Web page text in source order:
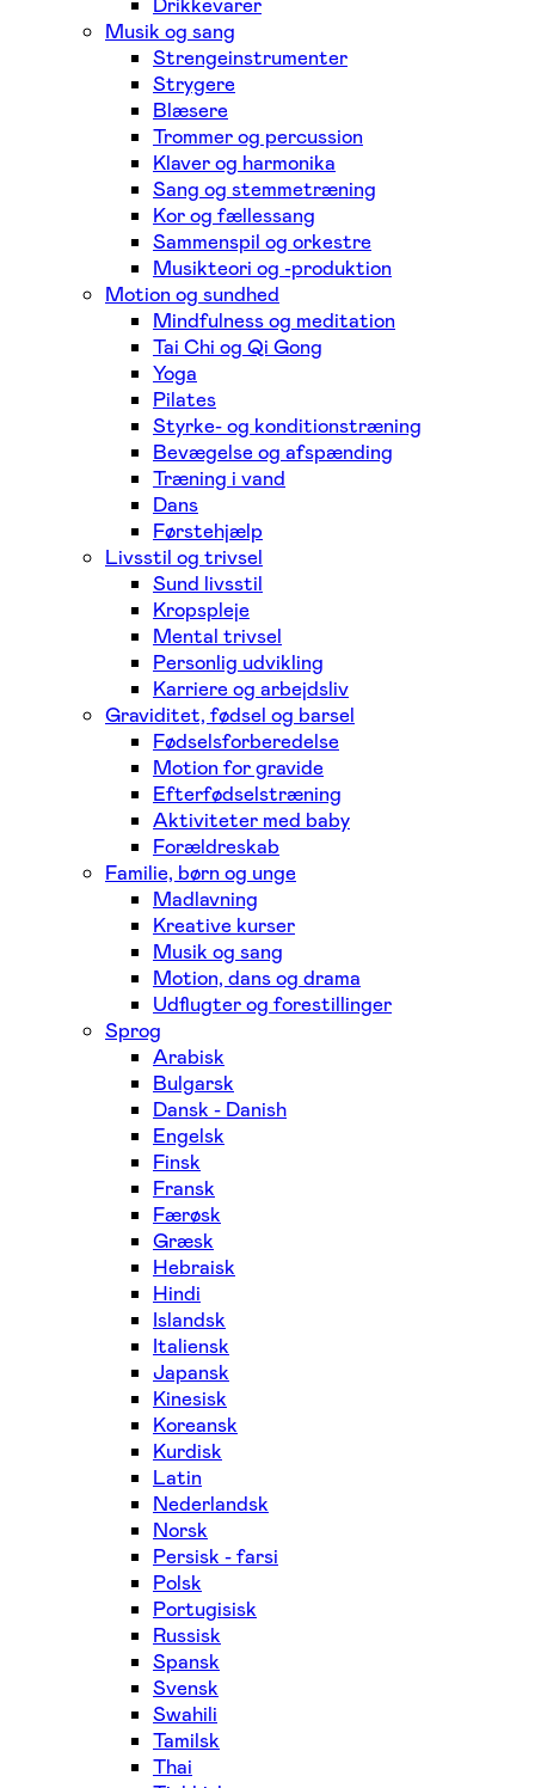
Musik og sang
Strengeinstrumenter
Strygere
Blæsere
Trommer og percussion
Klaver og harmonika
Sang og stemmetræning
Kor og fællessang
Sammenspil og orkestre
Musikteori og -produktion
Motion og sundhed
Mindfulness og meditation
Tai Chi og Qi Gong
Yoga
Pilates
Styrke- og konditionstræning
Bevægelse og afspænding
Træning i vand
Dans
Førstehjælp
Livsstil og trivsel
Sund livsstil
Kropspleje
Mental trivsel
Personlig udvikling
Karriere og arbejdsliv
Graviditet, fødsel og barsel
Fødselsforberedelse
Motion for gravide
Efterfødselstræning
Aktiviteter med baby
Forældreskab
Familie, børn og unge
Madlavning
Kreative kurser
Musik og sang
Motion, dans og drama
Udflugter og forestillinger
Sprog
Arabisk
Bulgarsk
Dansk - Danish
Engelsk
Finsk
Fransk
Færøsk
Græsk
Hebraisk
Hindi
Islandsk
Italiensk
Japansk
Kinesisk
Koreansk
Kurdisk
Latin
Nederlandsk
Norsk
Persisk - farsi
Polsk
Portugisisk
Russisk
Spansk
Svensk
Swahili
Tamilsk
Thai